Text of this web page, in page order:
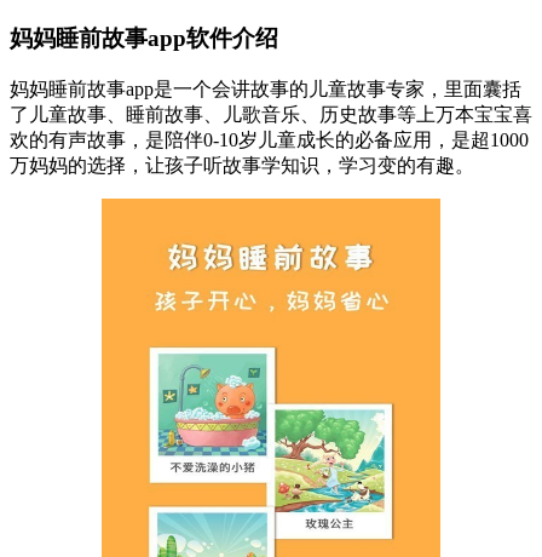
妈妈睡前故事app软件介绍
妈妈睡前故事app是一个会讲故事的儿童故事专家，里面囊括
了儿童故事、睡前故事、儿歌音乐、历史故事等上万本宝宝喜
欢的有声故事，是陪伴0-10岁儿童成长的必备应用，是超1000
万妈妈的选择，让孩子听故事学知识，学习变的有趣。